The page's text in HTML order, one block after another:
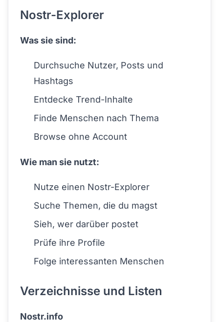
Nostr-Explorer
Was sie sind:
Durchsuche Nutzer, Posts und
Hashtags
Entdecke Trend-Inhalte
Finde Menschen nach Thema
Browse ohne Account
Wie man sie nutzt:
Nutze einen Nostr-Explorer
Suche Themen, die du magst
Sieh, wer darüber postet
Prüfe ihre Profile
Folge interessanten Menschen
Verzeichnisse und Listen
Nostr.info